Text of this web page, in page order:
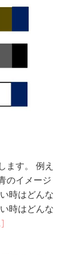
ます。 例え
のイメージ
時はどんな
時はどんな